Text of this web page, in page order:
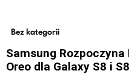
Bez kategorii
Samsung
Oreo dla Galaxy S8 i